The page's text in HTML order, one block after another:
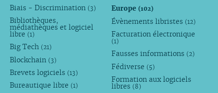
Biais - Discrimination (3)
Bibliothèques,
médiathèques et logiciel
libre (1)
Big Tech (21)
Blockchain (3)
Brevets logiciels (13)
Bureautique libre (1)
Europe(102)
Évènements libristes (12)
Facturation électronique
(1)
Fausses informations (2)
Fédiverse (5)
Formation aux logiciels
libres (8)